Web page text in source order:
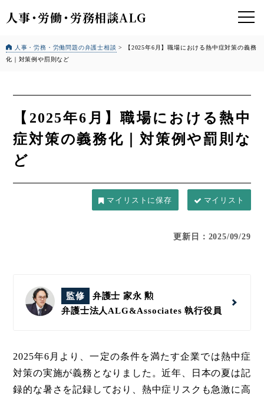
人事・労働・労務相談ALG
人事・労務・労働問題の弁護士相談 >
【2025年6月】職場における熱中症対策の義務
化｜対策例や罰則など
【2025年6月】職場における熱中
症対策の義務化｜対策例や罰則な
ど
マイリスト
更新日：2025/09/29
監修
弁護士 家永 勲
弁護士法人ALG&Associates執行役員
2025年6月より、一定の条件を満たす企業では熱中症
対策の実施が義務となりました。近年、日本の夏は記
録的な暑さを記録しており、熱中症リスクも急激に高